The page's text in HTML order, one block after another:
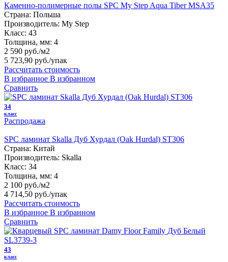
Каменно-полимерные полы SPC My Step Aqua Tiber MSA35
Страна: Польша
Производитель: My Step
Класс: 43
Толщина, мм: 4
2 590 руб./м2
5 723,90 руб./упак
Рассчитать стоимость
В избранное В избранном
Сравнить
34
класс
Распродажа
SPC ламинат Skalla Дуб Хурдал (Oak Hurdal) ST306
Страна: Китай
Производитель: Skalla
Класс: 34
Толщина, мм: 4
2 100 руб./м2
4 714,50 руб./упак
Рассчитать стоимость
В избранное В избранном
Сравнить
43
класс